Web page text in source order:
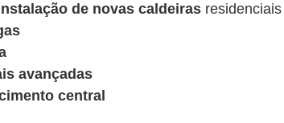
de novas caldeiras
avançadas
central